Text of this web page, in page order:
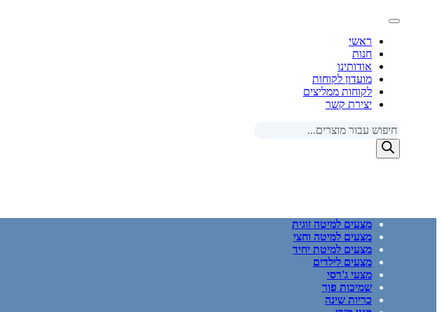
ראשי
חנות
אודותינו
מועדון לקוחות
לקוחות ממליצים
יצירת קשר
Products
search
מצעים למיטה זוגית
מצעים למיטה וחצי
מצעים למיטת יחיד
מצעים לילדים
מצעי ג'רסי
שמיכות פוך
כריות שינה